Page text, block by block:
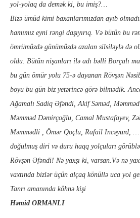
yol-yolaq da demək ki, bu imiş?…
Bizə ümüd kimi baxanlarımızdan ayıb
hamımız eyni rəngi daşıyırıq. Və bütün bu
ömrümüzdə günümüzdə azalan silsiləylə də
oldu. Bütün nişanları ilə adı bəlli Borçalı
bu gün ömür yolu 75-ə dayanan Rövşən
boyu bu gün biz yetərincə görə bilmədik.
Ağamalı Sadiq Əfəndi, Akif Səməd,
Məmməd Dəmirçoğlu, Camal Mustafayev,
Məmmədli , Ömər Qoçlu, Rafail Incəyurd,
doğulmuş diri və duru haqq yolçuları
Rövşən Əfəndi! Nə yaxşı ki, varsan.Və nə
vaxtında bizlər üçün alçaq könüllə uca yol
Tanrı amanında köhnə kişi
Həmid ORMANLI